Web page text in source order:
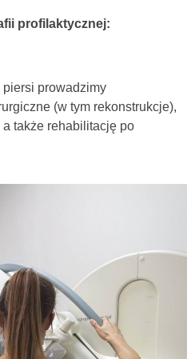
profilaktycznej:
prowadzimy
(w tym rekonstrukcje),
także rehabilitację po